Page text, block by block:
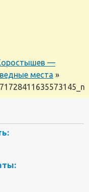
—
места »